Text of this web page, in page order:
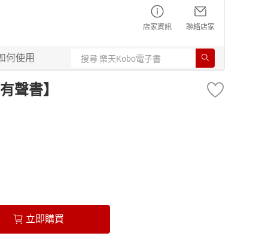
店家資訊 聯絡店家
何使用
聲書】
立即購買